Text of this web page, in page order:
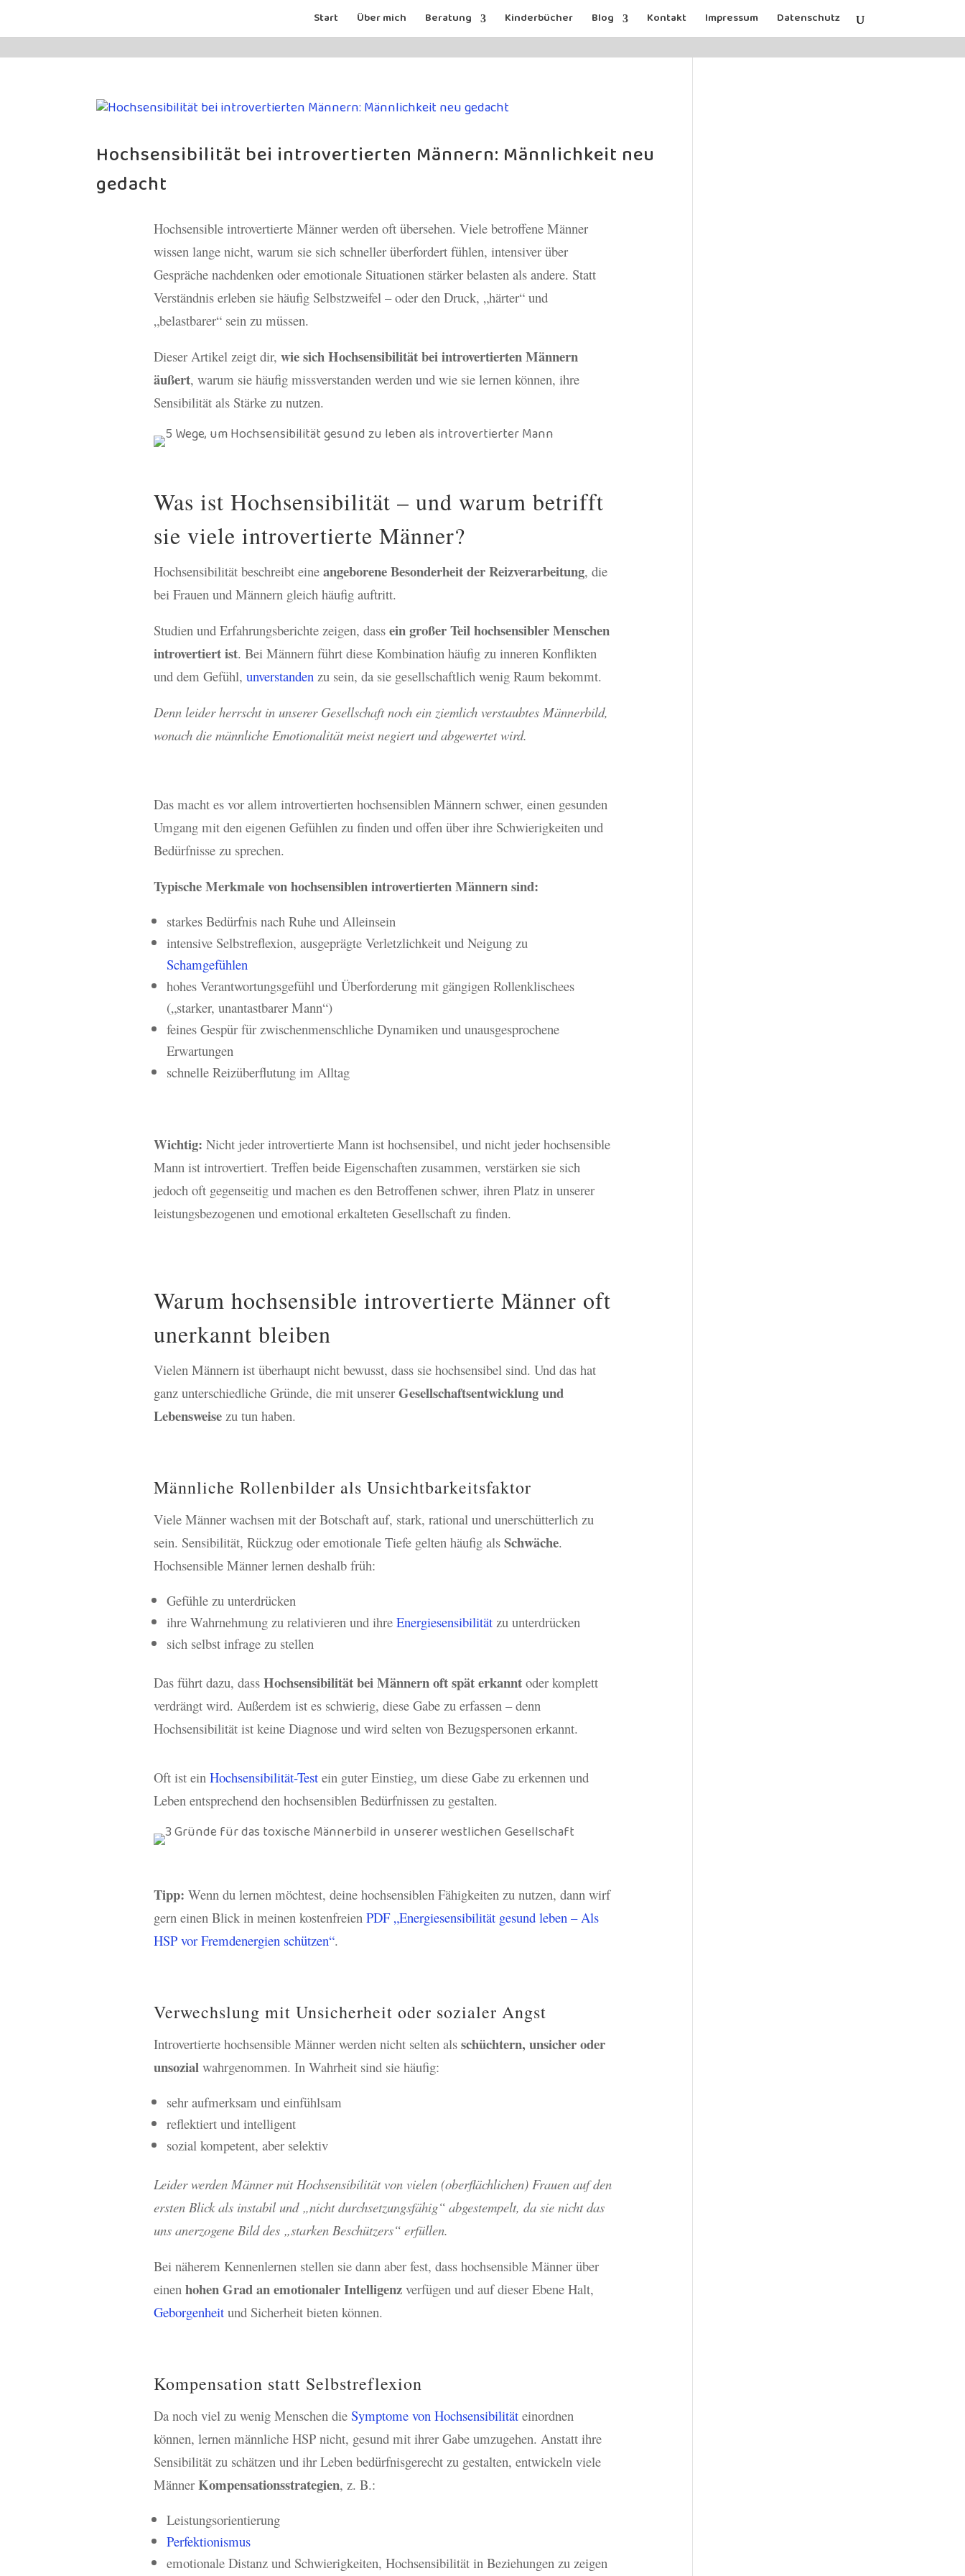
Start Über mich Beratung Kinderbücher Blog Kontakt Impressum Datenschutz
Hochsensibilität bei introvertierten Männern: Männlichkeit neu
gedacht
Hochsensible introvertierte Männer werden oft übersehen. Viele betroffene Männer
wissen lange nicht, warum sie sich schneller überfordert fühlen, intensiver über
Gespräche nachdenken oder emotionale Situationen stärker belasten als andere. Statt
Verständnis erleben sie häufig Selbstzweifel – oder den Druck, „härter“ und
„belastbarer“ sein zu müssen.
Dieser Artikel zeigt dir,wie sich Hochsensibilität bei introvertierten Männern
äußert, warum sie häufig missverstanden werden und wie sie lernen können, ihre
Sensibilität als Stärke zu nutzen.
Was ist Hochsensibilität – und warum betrifft
sie viele introvertierte Männer?
Hochsensibilität beschreibt eineangeborene Besonderheit der Reizverarbeitung, die
bei Frauen und Männern gleich häufig auftritt.
Studien und Erfahrungsberichte zeigen, dassein großer Teil hochsensibler Menschen
introvertiert ist. Bei Männern führt diese Kombination häufig zu inneren Konflikten
und dem Gefühl,unverstanden zu sein, da sie gesellschaftlich wenig Raum bekommt.
Denn leider herrscht in unserer Gesellschaft noch ein ziemlich verstaubtes Männerbild,
wonach die männliche Emotionalität meist negiert und abgewertet wird.
Das macht es vor allem introvertierten hochsensiblen Männern schwer, einen gesunden
Umgang mit den eigenen Gefühlen zu finden und offen über ihre Schwierigkeiten und
Bedürfnisse zu sprechen.
Typische Merkmale von hochsensiblen introvertierten Männern sind:
starkes Bedürfnis nach Ruhe und Alleinsein
intensive Selbstreflexion, ausgeprägte Verletzlichkeit und Neigung zu
Schamgefühlen
hohes Verantwortungsgefühl und Überforderung mit gängigen Rollenklischees
(„starker, unantastbarer Mann“)
feines Gespür für zwischenmenschliche Dynamiken und unausgesprochene
Erwartungen
schnelle Reizüberflutung im Alltag
Wichtig: Nicht jeder introvertierte Mann ist hochsensibel, und nicht jeder hochsensible
Mann ist introvertiert. Treffen beide Eigenschaften zusammen, verstärken sie sich
jedoch oft gegenseitig und machen es den Betroffenen schwer, ihren Platz in unserer
leistungsbezogenen und emotional erkalteten Gesellschaft zu finden.
Warum hochsensible introvertierte Männer oft
unerkannt bleiben
Vielen Männern ist überhaupt nicht bewusst, dass sie hochsensibel sind. Und das hat
ganz unterschiedliche Gründe, die mit unsererGesellschaftsentwicklung und
Lebensweise zu tun haben.
Männliche Rollenbilder als Unsichtbarkeitsfaktor
Viele Männer wachsen mit der Botschaft auf, stark, rational und unerschütterlich zu
sein. Sensibilität, Rückzug oder emotionale Tiefe gelten häufig alsSchwäche.
Hochsensible Männer lernen deshalb früh:
Gefühle zu unterdrücken
ihre Wahrnehmung zu relativieren und ihreEnergiesensibilität zu unterdrücken
sich selbst infrage zu stellen
Das führt dazu, dassHochsensibilität bei Männern oft spät erkannt oder komplett
verdrängt wird. Außerdem ist es schwierig, diese Gabe zu erfassen – denn
Hochsensibilität ist keine Diagnose und wird selten von Bezugspersonen erkannt.
Oft ist einHochsensibilität-Test ein guter Einstieg, um diese Gabe zu erkennen und
Leben entsprechend den hochsensiblen Bedürfnissen zu gestalten.
Tipp: Wenn du lernen möchtest, deine hochsensiblen Fähigkeiten zu nutzen, dann wirf
gern einen Blick in meinen kostenfreienPDF „Energiesensibilität gesund leben – Als
HSP vor Fremdenergien schützen“.
Verwechslung mit Unsicherheit oder sozialer Angst
Introvertierte hochsensible Männer werden nicht selten alsschüchtern, unsicher oder
unsozial wahrgenommen. In Wahrheit sind sie häufig:
sehr aufmerksam und einfühlsam
reflektiert und intelligent
sozial kompetent, aber selektiv
Leider werden Männer mit Hochsensibilität von vielen (oberflächlichen) Frauen auf den
ersten Blick als instabil und „nicht durchsetzungsfähig“ abgestempelt, da sie nicht das
uns anerzogene Bild des „starken Beschützers“ erfüllen.
Bei näherem Kennenlernen stellen sie dann aber fest, dass hochsensible Männer über
einenhohen Grad an emotionaler Intelligenz verfügen und auf dieser Ebene Halt,
Geborgenheit und Sicherheit bieten können.
Kompensation statt Selbstreflexion
Da noch viel zu wenig Menschen dieSymptome von Hochsensibilität einordnen
können, lernen männliche HSP nicht, gesund mit ihrer Gabe umzugehen. Anstatt ihre
Sensibilität zu schätzen und ihr Leben bedürfnisgerecht zu gestalten, entwickeln viele
MännerKompensationsstrategien, z. B.:
Leistungsorientierung
Perfektionismus
emotionale Distanz und Schwierigkeiten, Hochsensibilität in Beziehungen zu zeigen